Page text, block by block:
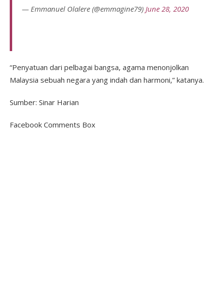
— Emmanuel Olalere (@emmagine79) June 28, 2020
“Penyatuan dari pelbagai bangsa, agama menonjolkan
Malaysia sebuah negara yang indah dan harmoni,” katanya.
Sumber: Sinar Harian
Facebook Comments Box